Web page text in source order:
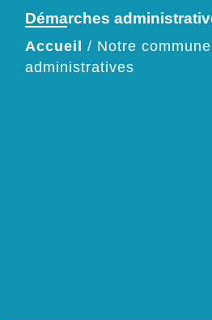
Démarches
Accueil / Notre commune
administratives